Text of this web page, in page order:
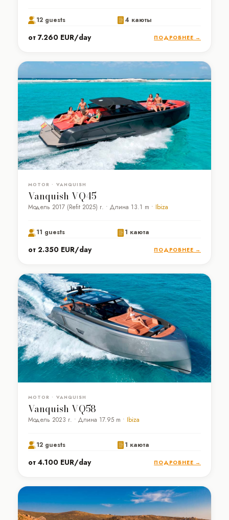
12 guests 4 каюты
от 7.260 EUR/day ПОДРОБНЕЕ →
MOTOR • VANQUISH
Vanquish VQ45
Модель 2017 (Refit 2025) г. • Длина 13.1 m • Ibiza
11 guests 1 каюта
от 2.350 EUR/day ПОДРОБНЕЕ →
MOTOR • VANQUISH
Vanquish VQ58
Модель 2023 г. • Длина 17.95 m • Ibiza
12 guests 1 каюта
от 4.100 EUR/day ПОДРОБНЕЕ →